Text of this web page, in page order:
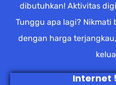
dibutuhkan! Aktivitas
Tunggu apa lagi? Nikmati
dengan harga
Internet